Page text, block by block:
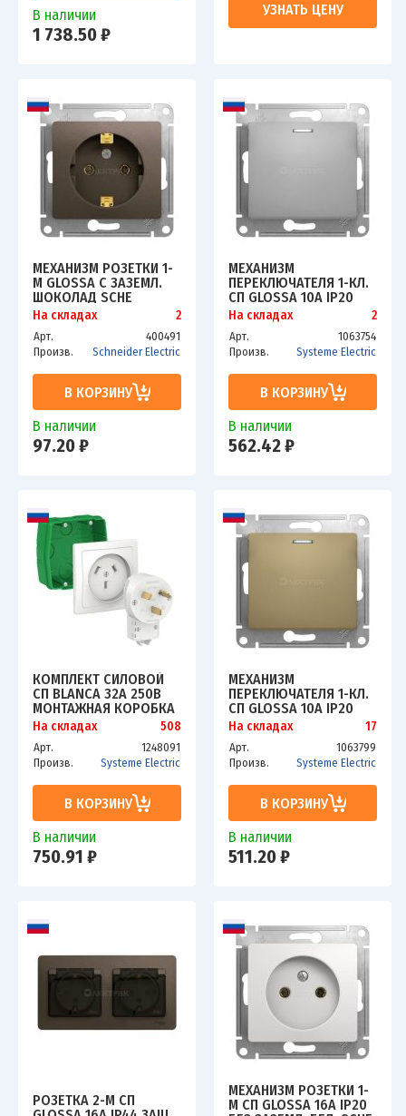
В наличии
1 738.50 ₽
УЗНАТЬ ЦЕНУ
МЕХАНИЗМ РОЗЕТКИ 1-
М GLOSSA С ЗАЗЕМЛ.
ШОКОЛАД SCHE
GSL000843
На складах 2
Арт.
400491
Произв.
Schneider Electric
В КОРЗИНУ
В наличии
97.20 ₽
МЕХАНИЗМ
ПЕРЕКЛЮЧАТЕЛЯ 1-КЛ.
СП GLOSSA 10А IP20
(СХ. 6А) 10AX С
ПОДСВЕТКОЙ АЛЮМ.
SCHE GSL000363
На складах 2
Арт.
1063754
Произв.
Systeme Electric
В КОРЗИНУ
В наличии
562.42 ₽
КОМПЛЕКТ СИЛОВОЙ
СП BLANCA 32А 250В
МОНТАЖНАЯ КОРОБКА
+ РОЗЕТКА + ВИЛКА
БЕЛ. SCHE BLNSK013231
На складах 508
Арт.
1248091
Произв.
Systeme Electric
В КОРЗИНУ
В наличии
750.91 ₽
МЕХАНИЗМ
ПЕРЕКЛЮЧАТЕЛЯ 1-КЛ.
СП GLOSSA 10А IP20
(СХ. 6А) 10AX С
ПОДСВЕТКОЙ ТИТАН
SCHE GSL000463
На складах 17
Арт.
1063799
Произв.
Systeme Electric
В КОРЗИНУ
В наличии
511.20 ₽
РОЗЕТКА 2-М СП
МЕХАНИЗМ РОЗЕТКИ 1-
М СП GLOSSA 16А IP20